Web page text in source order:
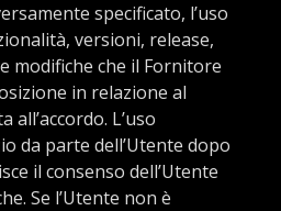
specificato, l’uso
versioni, release,
modifiche che il Fornitore
in relazione al
L’uso
da parte dell’Utente dopo
il consenso dell’Utente
Se l’Utente non è